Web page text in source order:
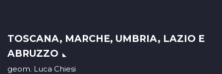
TOSCANA, MARCHE, UMBRIA, LAZIO E
ABRUZZO
geom. Luca Chiesi